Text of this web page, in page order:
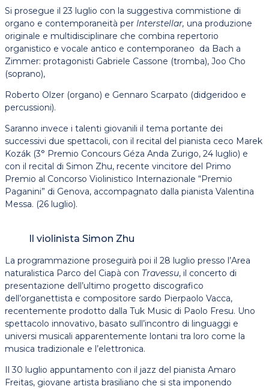
Si prosegue il 23 luglio con la suggestiva commistione di
organo e contemporaneità per Interstellar, una produzione
originale e multidisciplinare che combina repertorio
organistico e vocale antico e contemporaneo da Bach a
Zimmer: protagonisti Gabriele Cassone (tromba), Joo Cho
(soprano),
Roberto Olzer (organo) e Gennaro Scarpato (didgeridoo e
percussioni).
Saranno invece i talenti giovanili il tema portante dei
successivi due spettacoli, con il recital del pianista ceco Marek
Kozák (3° Premio Concours Géza Anda Zurigo, 24 luglio) e
con il recital di Simon Zhu, recente vincitore del Primo
Premio al Concorso Violinistico Internazionale “Premio
Paganini” di Genova, accompagnato dalla pianista Valentina
Messa. (26 luglio).
Il violinista Simon Zhu
La programmazione proseguirà poi il 28 luglio presso l’Area
naturalistica Parco del Ciapà con Travessu, il concerto di
presentazione dell’ultimo progetto discografico
dell’organettista e compositore sardo Pierpaolo Vacca,
recentemente prodotto dalla Tuk Music di Paolo Fresu. Uno
spettacolo innovativo, basato sull’incontro di linguaggi e
universi musicali apparentemente lontani tra loro come la
musica tradizionale e l’elettronica.
Il 30 luglio appuntamento con il jazz del pianista Amaro
Freitas, giovane artista brasiliano che si sta imponendo